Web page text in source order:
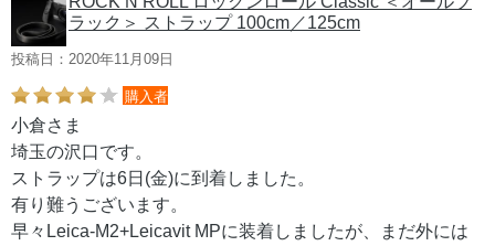
ラック＞ ストラップ 100cm／125cm
投稿日：2020年11月09日
購入者
小倉さま
埼玉の沢口です。
ストラップは6日(金)に到着しました。
有り難うございます。
早々Leica-M2+Leicavit MPに装着しましたが、まだ外には